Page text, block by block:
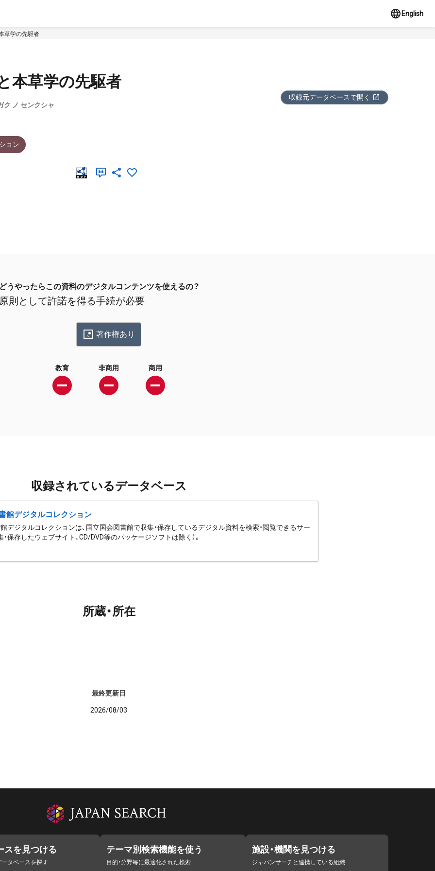
English
草学の先駆者
本草学の先駆者
ク ノ センクシャ
収録元データベースで開く
ョン
どうやったらこの資料のデジタルコンテンツを使えるの？
原則として許諾を得る手続が必要
著作権あり
教育 非商用 商用
収録されているデータベース
館デジタルコレクション
デジタルコレクションは、国立国会図書館で収集・保存しているデジタル資料を検索・閲覧できるサー
・保存したウェブサイト、CD/DVD等のパッケージソフトは除く）。
所蔵・所在
最終更新日
2026/08/03
スを見つける
タベースを探す
テーマ別検索機能を使う
目的・分野毎に最適化された検索
施設・機関を見つける
ジャパンサーチと連携している組織